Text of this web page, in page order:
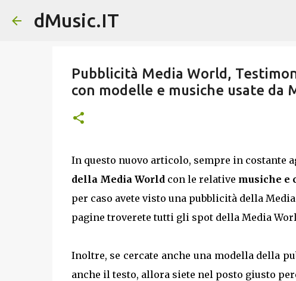
dMusic.IT
Pubblicità Media World,
con modelle e musiche usate da
In questo nuovo articolo, sempre in costante
della Media Worldcon le relative musiche e
per caso avete visto una pubblicità della
pagine troverete tutti gli spot della Media
Inoltre, se cercate anche una modella della
anche il testo, allora siete nel posto giusto